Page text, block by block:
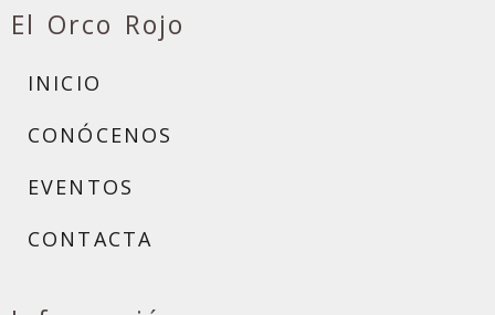
El Orco Rojo
INICIO
CONÓCENOS
EVENTOS
CONTACTA